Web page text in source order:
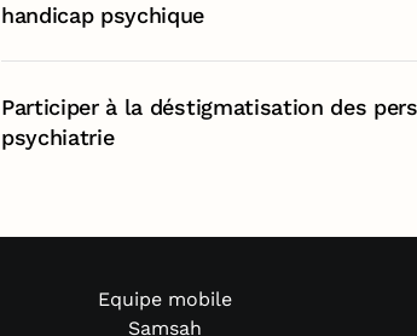
handicap psychique
Participer à la déstigmatisation des
psychiatrie
Equipe mobile
Samsah